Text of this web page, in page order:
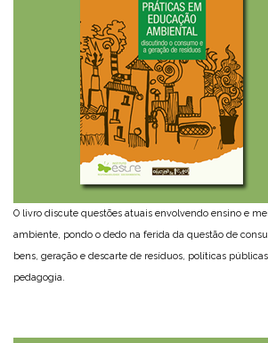
O livro discute questões atuais envolvendo ensino e
ambiente, pondo o dedo na ferida da questão de
bens, geração e descarte de resíduos, políticas
pedagogia.